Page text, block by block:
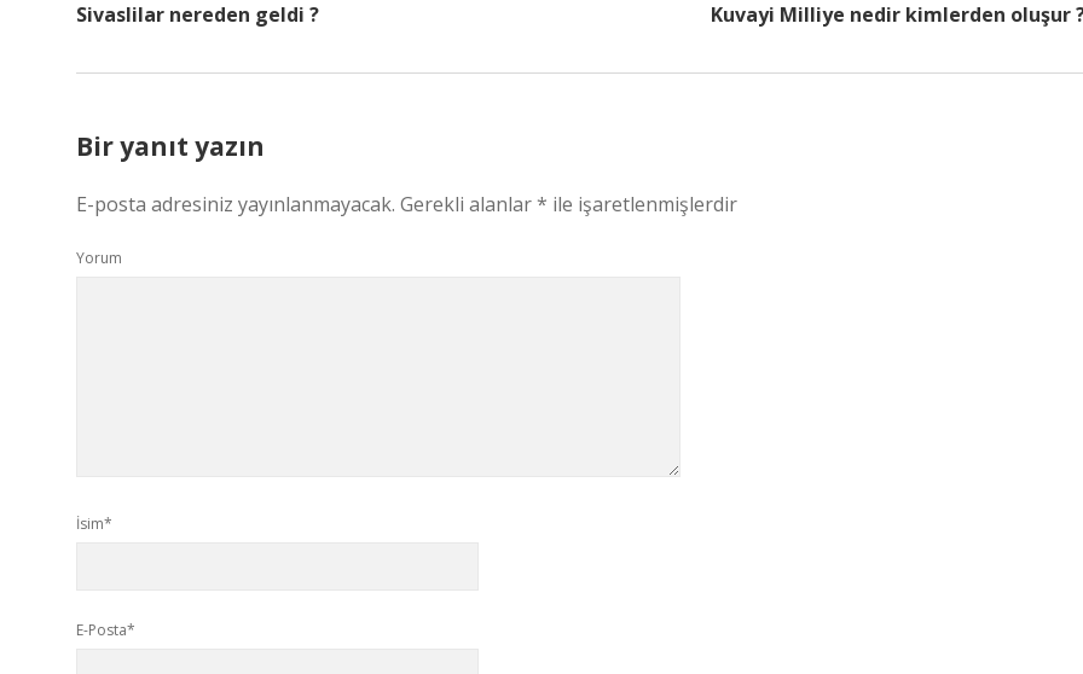
Sivaslilar nereden geldi ? Kuvayi Milliye nedir kimlerden oluşur
Bir yanıt yazın
E-posta adresiniz yayınlanmayacak. Gerekli alanlar* ile işaretlenmişlerdir
Yorum
İsim*
E-Posta*